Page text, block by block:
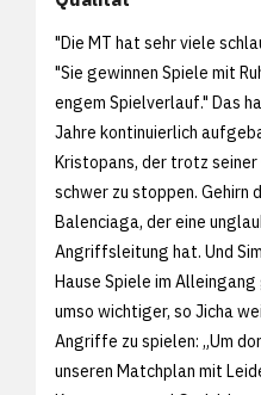
"Die MT hat sehr viele
"Sie gewinnen Spiele mit
engem Spielverlauf." Das
Jahre kontinuierlich
Kristopans, der trotz
schwer zu stoppen. Gehirn
Balenciaga, der eine
Angriffsleitung hat. Und
Hause Spiele im
umso wichtiger, so Jicha
Angriffe zu spielen: „Um
unseren Matchplan mit